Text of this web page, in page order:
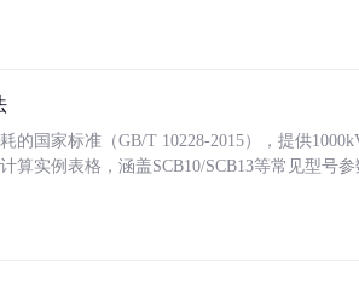
的国家标准（GB/T 10228-2015），提供
算实例表格，涵盖SCB10/SCB13等常见型号